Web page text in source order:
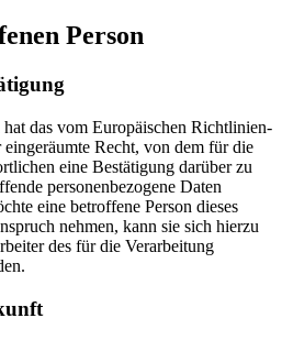
Person
hat das vom Europäischen Richtlinien-
Recht, von dem für die
eine Bestätigung darüber zu
personenbezogene Daten
eine betroffene Person dieses
nehmen, kann sie sich hierzu
des für die Verarbeitung